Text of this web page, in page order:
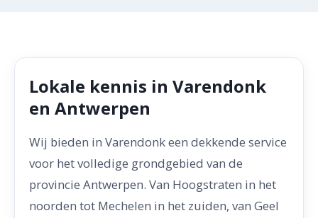
Lokale kennis in Varendonk
en Antwerpen
Wij bieden in Varendonk een dekkende service
voor het volledige grondgebied van de
provincie Antwerpen. Van Hoogstraten in het
noorden tot Mechelen in het zuiden, van Geel